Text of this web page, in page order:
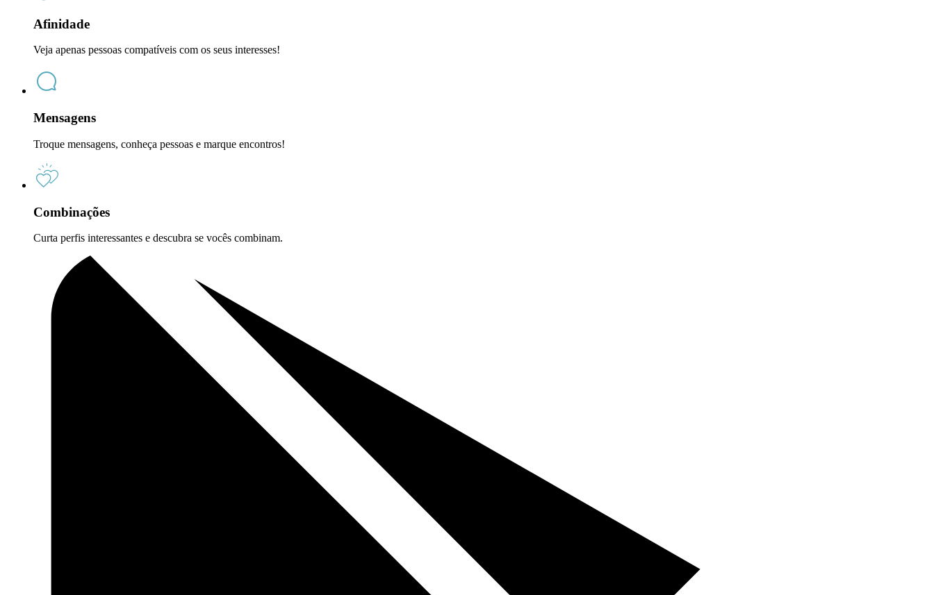
Afinidade
Veja apenas pessoas compatíveis com os seus interesses!
Mensagens
Troque mensagens, conheça pessoas e marque encontros!
Combinações
Curta perfis interessantes e descubra se vocês combinam.